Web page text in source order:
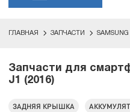
ГЛАВНАЯ ЗАПЧАСТИ SAMSUNG
Запчасти для
J1 (2016)
ЗАДНЯЯ КРЫШКА